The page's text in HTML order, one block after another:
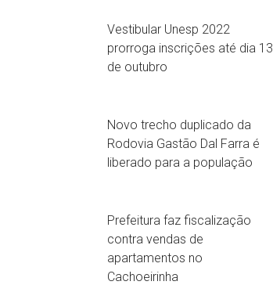
Vestibular Unesp 2022
prorroga inscrições até dia 13
de outubro
Novo trecho duplicado da
Rodovia Gastão Dal Farra é
liberado para a população
Prefeitura faz fiscalização
contra vendas de
apartamentos no
Cachoeirinha